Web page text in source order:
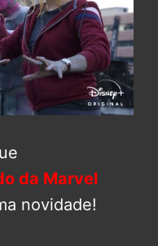
da Marvel
novidade!